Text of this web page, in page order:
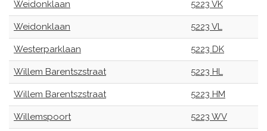
Weidonklaan 5223 VK
Weidonklaan 5223 VL
Westerparklaan 5223 DK
Willem Barentszstraat 5223 HL
Willem Barentszstraat 5223 HM
Willemspoort 5223 WV